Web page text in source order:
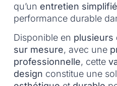
qu’un entretien simplifié
performance durable
Disponible en plusieurs
sur mesure, avec une
professionnelle, cette
design constitue une